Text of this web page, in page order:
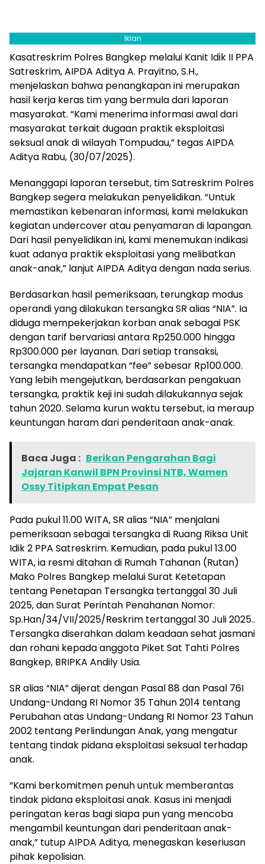
Iklan
Kasatreskrim Polres Bangkep melalui Kanit Idik II PPA
Satreskrim, AIPDA Aditya A. Prayitno, S.H.,
menjelaskan bahwa penangkapan ini merupakan
hasil kerja keras tim yang bermula dari laporan
masyarakat. “Kami menerima informasi awal dari
masyarakat terkait dugaan praktik eksploitasi
seksual anak di wilayah Tompudau,” tegas AIPDA
Aditya Rabu, (30/07/2025).
Menanggapi laporan tersebut, tim Satreskrim Polres
Bangkep segera melakukan penyelidikan. “Untuk
memastikan kebenaran informasi, kami melakukan
kegiatan undercover atau penyamaran di lapangan.
Dari hasil penyelidikan ini, kami menemukan indikasi
kuat adanya praktik eksploitasi yang melibatkan
anak-anak,” lanjut AIPDA Aditya dengan nada serius.
Berdasarkan hasil pemeriksaan, terungkap modus
operandi yang dilakukan tersangka SR alias “NIA”. Ia
diduga mempekerjakan korban anak sebagai PSK
dengan tarif bervariasi antara Rp250.000 hingga
Rp300.000 per layanan. Dari setiap transaksi,
tersangka mendapatkan “fee” sebesar Rp100.000.
Yang lebih mengejutkan, berdasarkan pengakuan
tersangka, praktik keji ini sudah dilakukannya sejak
tahun 2020. Selama kurun waktu tersebut, ia meraup
keuntungan haram dari penderitaan anak-anak.
Baca Juga : Berikan Pengarahan Bagi
Jajaran Kanwil BPN Provinsi NTB, Wamen
Ossy Titipkan Empat Pesan
Pada pukul 11.00 WITA, SR alias “NIA” menjalani
pemeriksaan sebagai tersangka di Ruang Riksa Unit
Idik 2 PPA Satreskrim. Kemudian, pada pukul 13.00
WITA, ia resmi ditahan di Rumah Tahanan (Rutan)
Mako Polres Bangkep melalui Surat Ketetapan
tentang Penetapan Tersangka tertanggal 30 Juli
2025, dan Surat Perintah Penahanan Nomor:
Sp.Han/34/VII/2025/Reskrim tertanggal 30 Juli 2025..
Tersangka diserahkan dalam keadaan sehat jasmani
dan rohani kepada anggota Piket Sat Tahti Polres
Bangkep, BRIPKA Andily Usia.
SR alias “NIA” dijerat dengan Pasal 88 dan Pasal 76I
Undang-Undang RI Nomor 35 Tahun 2014 tentang
Perubahan atas Undang-Undang RI Nomor 23 Tahun
2002 tentang Perlindungan Anak, yang mengatur
tentang tindak pidana eksploitasi seksual terhadap
anak.
“Kami berkomitmen penuh untuk memberantas
tindak pidana eksploitasi anak. Kasus ini menjadi
peringatan keras bagi siapa pun yang mencoba
mengambil keuntungan dari penderitaan anak-
anak,” tutup AIPDA Aditya, menegaskan keseriusan
pihak kepolisian.